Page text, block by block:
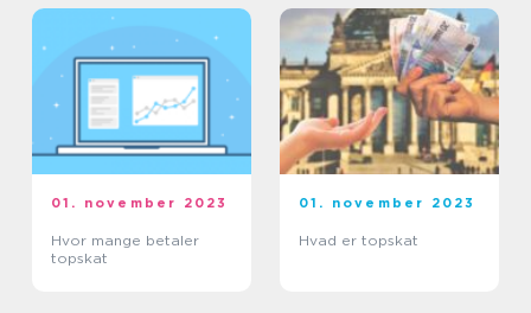
01. november 2023
Hvor mange betaler
topskat
01. november 2023
Hvad er topskat